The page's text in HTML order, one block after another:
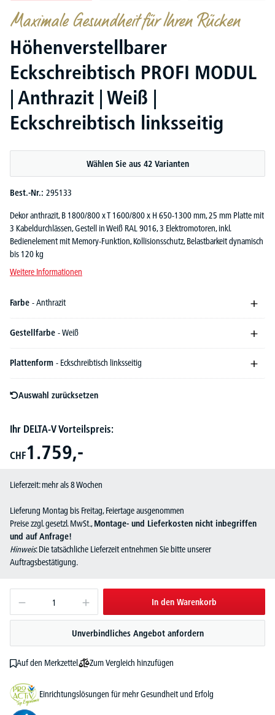
Maximale Gesundheit für Ihren Rücken
Höhenverstellbarer
Eckschreibtisch PROFI MODUL
| Anthrazit | Weiß |
Eckschreibtisch linksseitig
Wählen Sie aus 42 Varianten
Best.-Nr.: 295133
Dekor anthrazit, B 1800/800 x T 1600/800 x H 650-1300 mm, 25 mm Platte mit
3 Kabeldurchlässen, Gestell in Weiß RAL 9016, 3 Elektromotoren, inkl.
Bedienelement mit Memory-Funktion, Kollisionsschutz, Belastbarkeit dynamisch
bis 120 kg
Weitere Informationen
Farbe - Anthrazit
Gestellfarbe - Weiß
Plattenform - Eckschreibtisch linksseitig
Auswahl zurücksetzen
Ihr DELTA-V Vorteilspreis:
CHF1.759,-
Lieferzeit: mehr als 8 Wochen
Lieferung Montag bis Freitag, Feiertage ausgenommen
Preise zzgl. gesetzl. MwSt.,Montage- und Lieferkosten nicht inbegriffen
und auf Anfrage!
Hinweis: Die tatsächliche Lieferzeit entnehmen Sie bitte unserer
Auftragsbestätigung.
In den Warenkorb
Unverbindliches Angebot anfordern
Auf den Merkzettel Zum Vergleich hinzufügen
Einrichtungslösungen für mehr Gesundheit und Erfolg